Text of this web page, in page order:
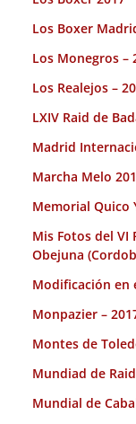
Los Boxer
Los Monegros –
Los Realejos –
LXIV Raid de
Madrid
Marcha Melo
Memorial Quico
Mis Fotos del VI
Obejuna
Modificación en
Monpazier –
Montes de
Mundiad de
Mundial de